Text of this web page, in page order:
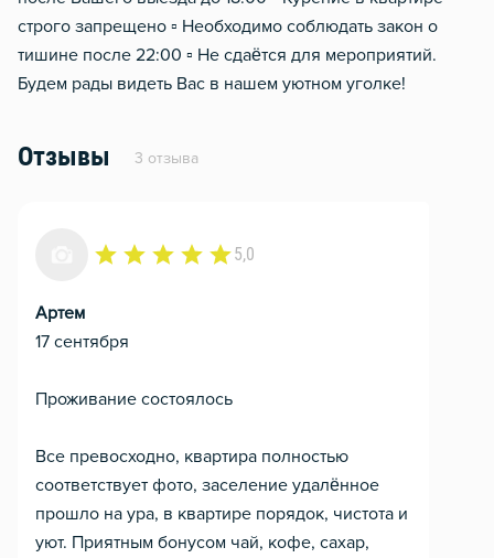
строго запрещено ▫️ Необходимо соблюдать закон о
тишине после 22:00 ▫️ Не сдаётся для мероприятий.
Будем рады видеть Вас в нашем уютном уголке!
Отзывы 3 отзыва
5,0
Артем
17 сентября
Проживание состоялось
Все превосходно, квартира полностью
соответствует фото, заселение удалённое
прошло на ура, в квартире порядок, чистота и
уют. Приятным бонусом чай, кофе, сахар,